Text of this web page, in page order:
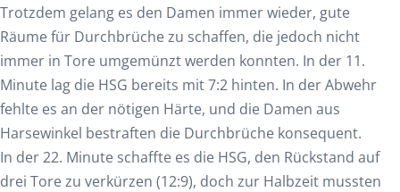
Trotzdem gelang es den Damen immer wieder, gute
Räume für Durchbrüche zu schaffen, die jedoch nicht
immer in Tore umgemünzt werden konnten. In der 11.
Minute lag die HSG bereits mit 7:2 hinten. In der Abwehr
fehlte es an der nötigen Härte, und die Damen aus
Harsewinkel bestraften die Durchbrüche konsequent.
In der 22. Minute schaffte es die HSG, den Rückstand auf
drei Tore zu verkürzen (12:9), doch zur Halbzeit mussten